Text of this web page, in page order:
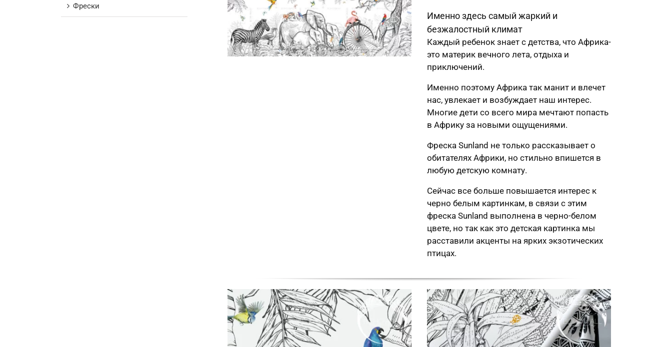
Именно здесь самый жаркий и
безжалостный климат
Каждый ребенок знает с детства, что Африка-
это материк вечного лета, отдыха и
приключений.
Именно поэтому Африка так манит и влечет
нас, увлекает и возбуждает наш интерес.
Многие дети со всего мира мечтают попасть
в Африку за новыми ощущениями.
Фреска Sunland не только рассказывает о
обитателях Африки, но стильно впишется в
любую детскую комнату.
Сейчас все больше повышается интерес к
черно белым картинкам, в связи с этим
фреска Sunland выполнена в черно-белом
цвете, но так как это детская картинка мы
расставили акценты на ярких экзотических
птицах.
Фрески